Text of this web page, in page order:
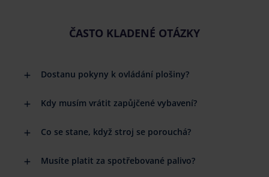
ČASTO KLADENÉ OTÁZKY
Dostanu pokyny k ovládání plošiny?
Kdy musím vrátit zapůjčené vybavení?
Co se stane, když stroj se porouchá?
Musíte platit za spotřebované palivo?